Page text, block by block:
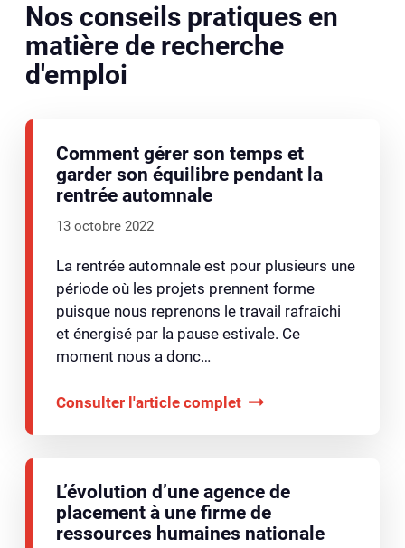
Nos conseils pratiques en
matière de recherche
d'emploi
Comment gérer son temps et
garder son équilibre pendant la
rentrée automnale
13 octobre 2022
La rentrée automnale est pour plusieurs une
période où les projets prennent forme
puisque nous reprenons le travail rafraîchi
et énergisé par la pause estivale. Ce
moment nous a donc…
Consulter l'article complet
L’évolution d’une agence de
placement à une firme de
ressources humaines nationale